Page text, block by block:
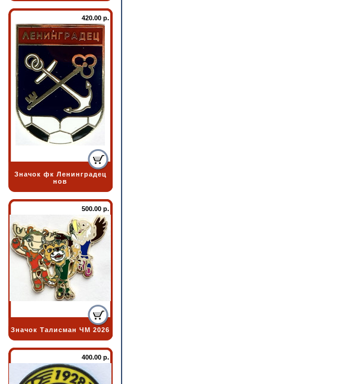
420.00 р.
Значок фк Ленинградец
нов
500.00 р.
Значок Талисман ЧМ 2026
400.00 р.